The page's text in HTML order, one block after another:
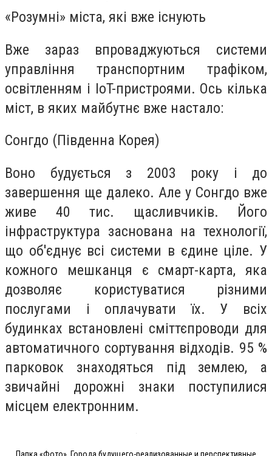
«Розумні» міста, які вже існують
Вже зараз впроваджуються системи
управління транспортним трафіком,
освітленням і IoT-пристроями. Ось кілька
міст, в яких майбутнє вже настало:
Сонгдо (Південна Корея)
Воно будується з 2003 року і до
завершення ще далеко. Але у Сонгдо вже
живе 40 тис. щасливчиків. Його
інфраструктура заснована на технології,
що об'єднує всі системи в єдине ціле. У
кожного мешканця є смарт-карта, яка
дозволяє користуватися різними
послугами і оплачувати їх. У всіх
будинках встановлені сміттєпроводи для
автоматичного сортування відходів. 95 %
парковок знаходяться під землею, а
звичайні дорожні знаки поступилися
місцем електронним.
Папка «Фото», Города будущего-реализованные и перспективные